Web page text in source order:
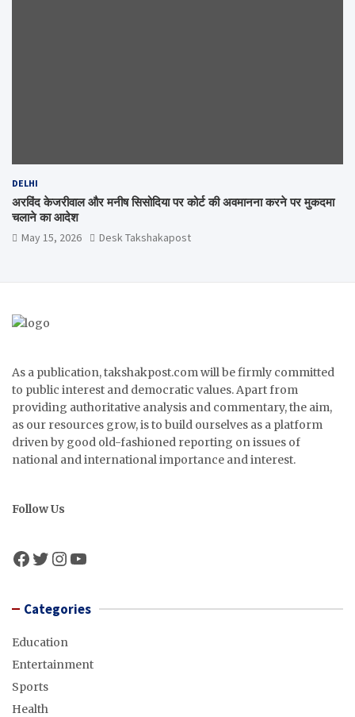
DELHI
अरविंद केजरीवाल और मनीष सिसोदिया पर कोर्ट की अवमानना करने पर मुकदमा
चलाने का आदेश
May 15, 2026 Desk Takshakapost
As a publication, takshakpost.com will be firmly committed
to public interest and democratic values. Apart from
providing authoritative analysis and commentary, the aim,
as our resources grow, is to build ourselves as a platform
driven by good old-fashioned reporting on issues of
national and international importance and interest.
Follow Us
Facebook
Twitter
Instagram
YouTube
Categories
Education
Entertainment
Sports
Health